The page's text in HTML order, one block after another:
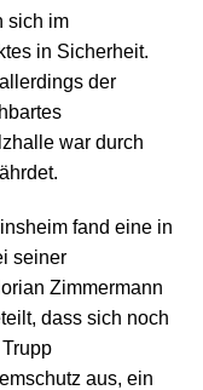
sich im
in Sicherheit.
der
war durch
fand eine in
seiner
Zimmermann
dass sich noch
aus, ein